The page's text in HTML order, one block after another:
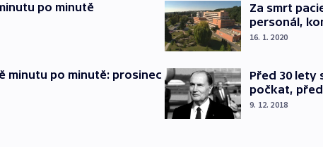
po minutě
minutu po minutě: prosinec
Za smrt
personál,
16. 1. 2020
Před 30 lety
počkat,
9. 12. 2018